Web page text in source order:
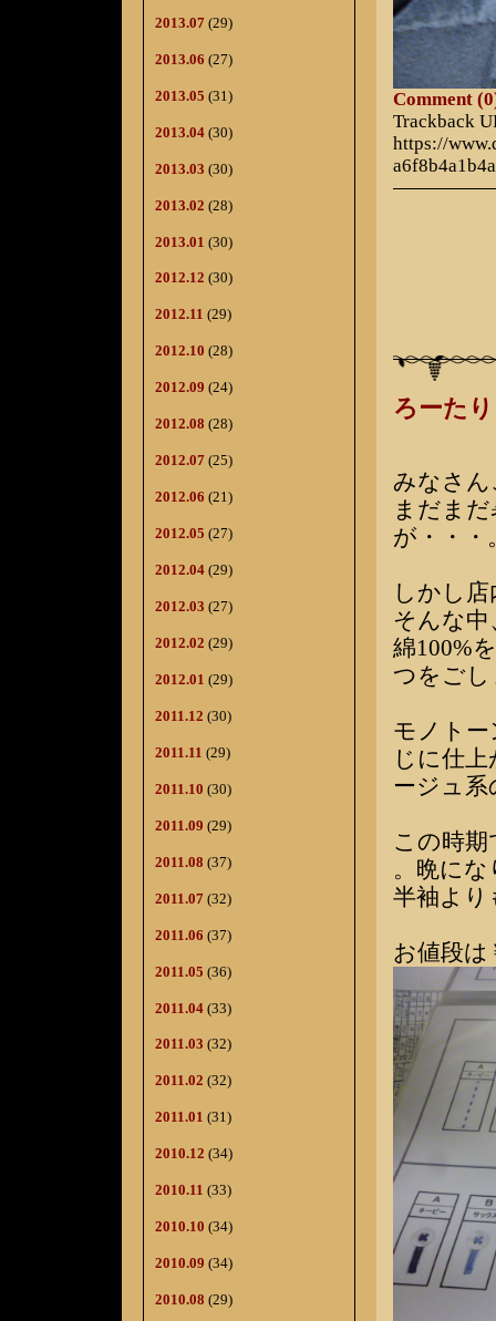
2013.07 (29)
2013.06 (27)
2013.05 (31)
2013.04 (30)
2013.03 (30)
2013.02 (28)
2013.01 (30)
2012.12 (30)
2012.11 (29)
2012.10 (28)
2012.09 (24)
2012.08 (28)
2012.07 (25)
2012.06 (21)
2012.05 (27)
2012.04 (29)
2012.03 (27)
2012.02 (29)
2012.01 (29)
2011.12 (30)
2011.11 (29)
2011.10 (30)
2011.09 (29)
2011.08 (37)
2011.07 (32)
2011.06 (37)
2011.05 (36)
2011.04 (33)
2011.03 (32)
2011.02 (32)
2011.01 (31)
2010.12 (34)
2010.11 (33)
2010.10 (34)
2010.09 (34)
2010.08 (29)
Comment
Trackback
https://
ろーた
みなさ
まだま
が・・・
しかし
そんな
綿100%
つをご
モノト
じに仕
ージュ
この時
。晩に
半袖より
お値段は